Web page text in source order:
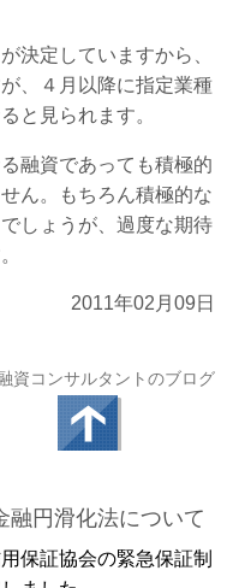
決定していますから、
、４月以降に指定業種
と見られます。
融資であっても積極的
ん。もちろん積極的な
しょうが、過度な期待
2011年02月09日
資コンサルタントのブログ
融円滑化法について
保証協会の緊急保証制